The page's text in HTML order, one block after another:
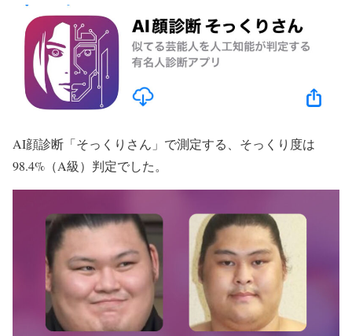
AI顔診断「そっくりさん」で測定する、そっくり度は
98.4%（A級）判定でした。